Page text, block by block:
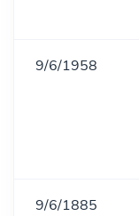
9/6/1958
9/6/1885